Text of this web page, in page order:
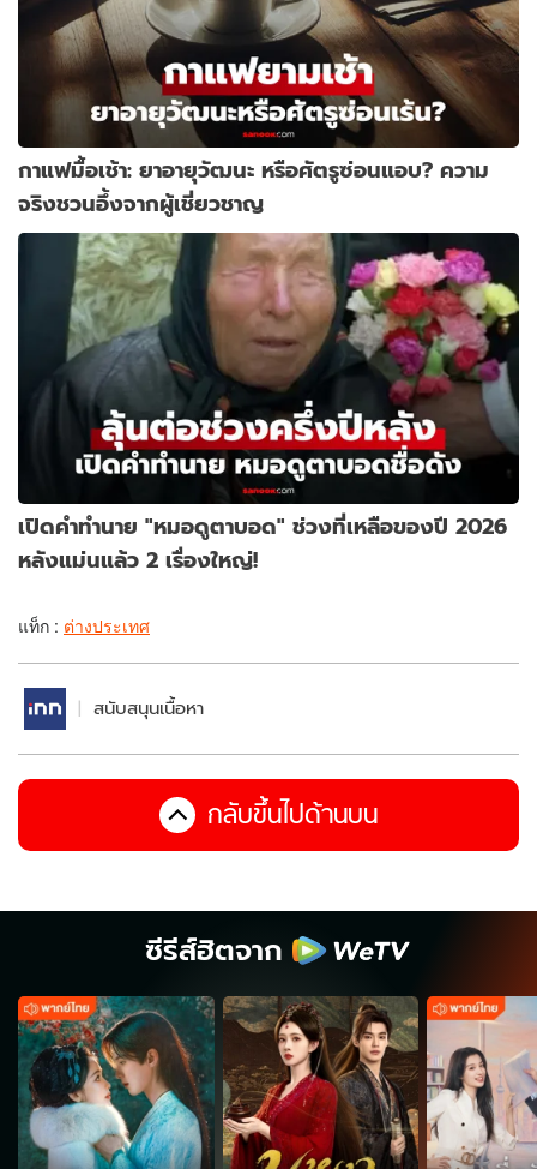
กาแฟมื้อเช้า: ยาอายุวัฒนะ หรือศัตรูซ่อนแอบ? ความ
จริงชวนอึ้งจากผู้เชี่ยวชาญ
เปิดคำทำนาย "หมอดูตาบอด" ช่วงที่เหลือของปี 2026
หลังแม่นแล้ว 2 เรื่องใหญ่!
แท็ก : ต่างประเทศ
สนับสนุนเนื้อหา
กลับขึ้นไปด้านบน
ซีรีส์ฮิตจาก